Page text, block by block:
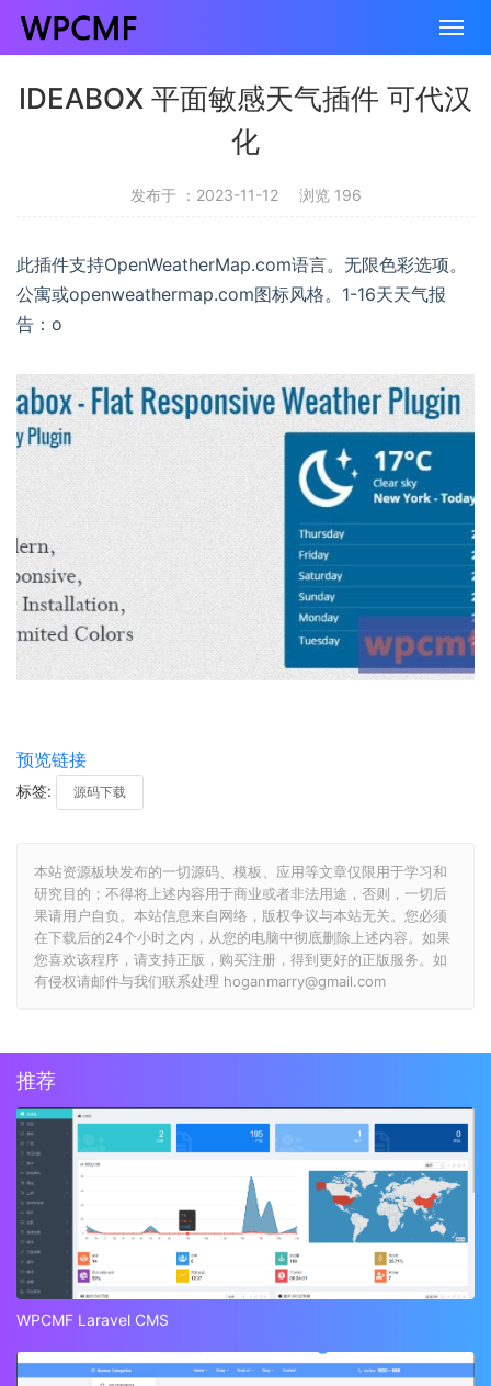
IDEABOX 平面敏感天气插件 可代汉
化
发布于 ：2023-11-12 浏览 196
此插件支持OpenWeatherMap.com语言。无限色彩选项。
公寓或openweathermap.com图标风格。1-16天天气报
告：o
预览链接
标签: 源码下载
本站资源板块发布的一切源码、模板、应用等文章仅限用于学习和
研究目的；不得将上述内容用于商业或者非法用途，否则，一切后
果请用户自负。本站信息来自网络，版权争议与本站无关。您必须
在下载后的24个小时之内，从您的电脑中彻底删除上述内容。如果
您喜欢该程序，请支持正版，购买注册，得到更好的正版服务。如
有侵权请邮件与我们联系处理 hoganmarry@gmail.com
推荐
WPCMF Laravel CMS